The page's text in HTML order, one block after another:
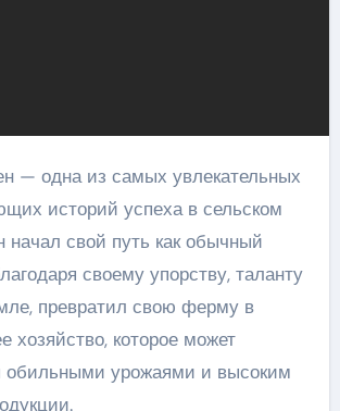
— одна из самых увлекательных
историй успеха в сельском
начал свой путь как обычный
своему упорству, таланту
превратил свою ферму в
хозяйство, которое может
обильными урожаями и высоким